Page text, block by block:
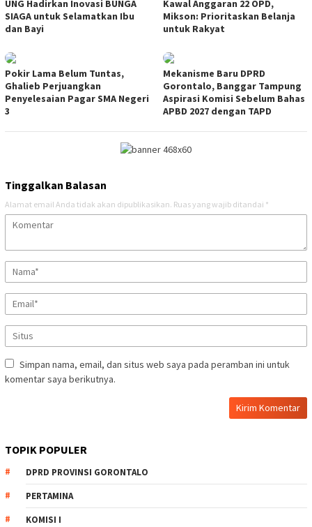
UNG Hadirkan Inovasi BUNGA
SIAGA untuk Selamatkan Ibu
dan Bayi
Kawal Anggaran 22 OPD,
Mikson: Prioritaskan Belanja
untuk Rakyat
Pokir Lama Belum Tuntas,
Ghalieb Perjuangkan
Penyelesaian Pagar SMA Negeri
3
Mekanisme Baru DPRD
Gorontalo, Banggar Tampung
Aspirasi Komisi Sebelum Bahas
APBD 2027 dengan TAPD
Tinggalkan Balasan
Alamat email Anda tidak akan dipublikasikan. Ruas yang wajib ditandai *
Simpan nama, email, dan situs web saya pada peramban ini untuk
komentar saya berikutnya.
TOPIK POPULER
DPRD PROVINSI GORONTALO
PERTAMINA
KOMISI I